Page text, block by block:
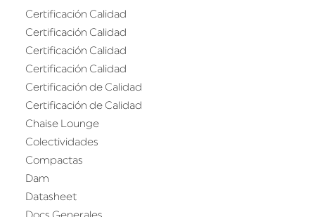
Certificación Calidad
Certificación Calidad
Certificación Calidad
Certificación Calidad
Certificación de Calidad
Certificación de Calidad
Chaise Lounge
Colectividades
Compactas
Dam
Datasheet